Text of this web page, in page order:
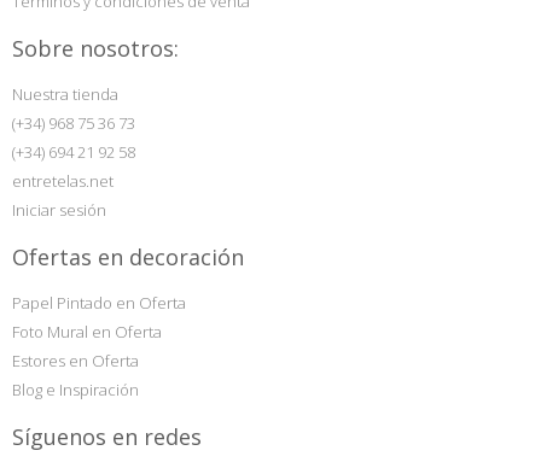
Sobre nosotros:
Nuestra tienda
(+34) 968 75 36 73
(+34) 694 21 92 58
entretelas.net
Iniciar sesión
Ofertas en decoración
Papel Pintado en Oferta
Foto Mural en Oferta
Estores en Oferta
Blog e Inspiración
Síguenos en redes